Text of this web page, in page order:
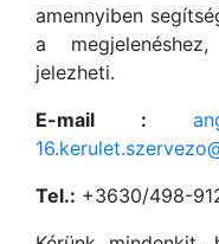
amennyiben
a
jelezheti.
E-mail :
Tel.: +3630/498-